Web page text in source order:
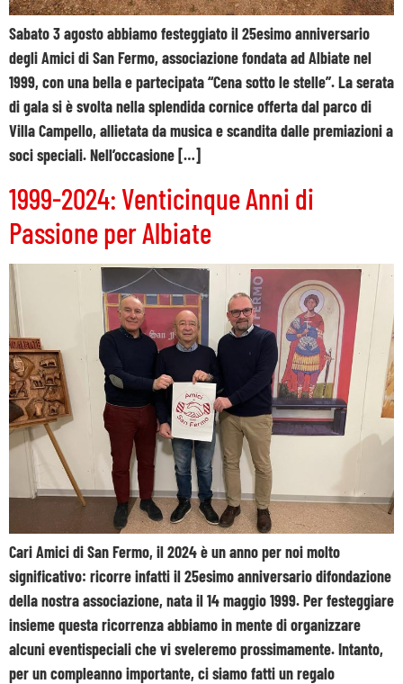
Sabato 3 agosto abbiamo festeggiato il 25esimo anniversario
degli Amici di San Fermo, associazione fondata ad Albiate nel
1999, con una bella e partecipata “Cena sotto le stelle”. La serata
di gala si è svolta nella splendida cornice offerta dal parco di
Villa Campello, allietata da musica e scandita dalle premiazioni a
soci speciali. Nell’occasione […]
1999-2024: Venticinque Anni di
Passione per Albiate
Cari Amici di San Fermo, il 2024 è un anno per noi molto
significativo: ricorre infatti il 25esimo anniversario difondazione
della nostra associazione, nata il 14 maggio 1999. Per festeggiare
insieme questa ricorrenza abbiamo in mente di organizzare
alcuni eventispeciali che vi sveleremo prossimamente. Intanto,
per un compleanno importante, ci siamo fatti un regalo